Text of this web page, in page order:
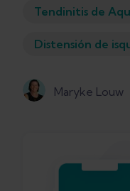
Tendinitis de
Distensión de
Maryke Louw